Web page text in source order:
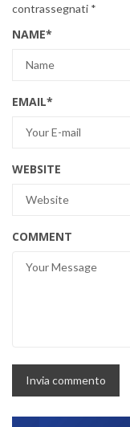
contrassegnati *
NAME*
EMAIL*
WEBSITE
COMMENT